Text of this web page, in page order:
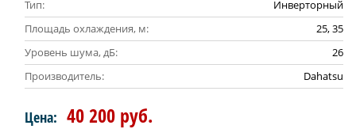
Тип:
Инверторный
Площадь охлаждения, м:
25, 35
Уровень шума, дБ:
26
Производитель:
Dahatsu
Цена: 40 200 руб.